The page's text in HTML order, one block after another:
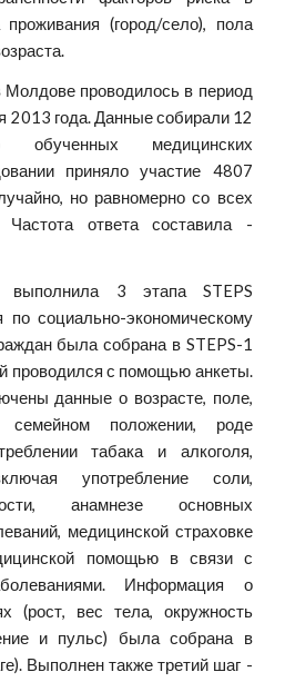
(город/село), пола
Молдове проводилось в период
2013 года. Данные собирали 12
обученных медицинских
приняло участие 4807
но равномерно со всех
Частота ответа составила -
выполнила 3 этапа STEPS
социально-экономическому
была собрана в STEPS-1
проводился с помощью анкеты.
данные о возрасте, поле,
семейном положении, роде
табака и алкоголя,
употребление соли,
анамнезе основных
медицинской страховке
помощью в связи с
Информация о
(рост, вес тела, окружность
и пульс) была собрана в
Выполнен также третий шаг -